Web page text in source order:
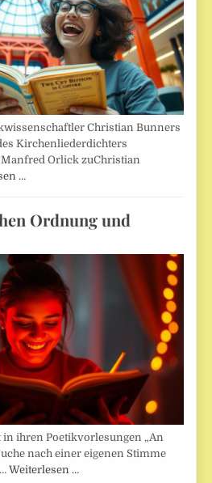
Christian Bunners
Kirchenliederdichters
Orlick zuChristian
…
Ordnung und
in ihren Poetikvorlesungen „An
nach einer eigenen Stimme
Weiterlesen …